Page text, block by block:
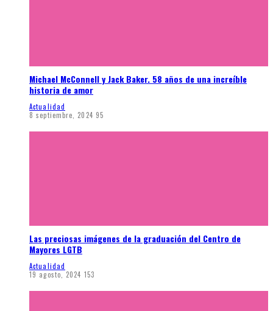
Michael McConnell y Jack Baker. 58 años de una increíble
historia de amor
Actualidad
8 septiembre, 2024 95
Las preciosas imágenes de la graduación del Centro de
Mayores LGTB
Actualidad
19 agosto, 2024 153